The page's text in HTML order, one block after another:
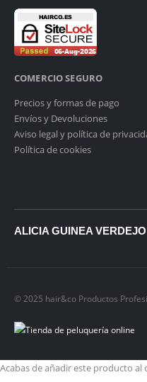
COMERCIO SEGURO
Precios y formas de pago
Envíos y Devoluciones
Aviso legal y política de
Política de cookies
ALICIA GUINEA VERDEJO
© 2025 hair&co Productos
Acabas de añadir este producto al